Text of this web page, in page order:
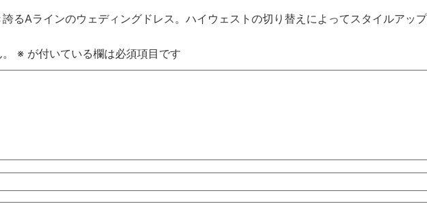
るAラインのウェディングドレス。ハイウェストの切り替えによってスタイルアップ
※ が付いている欄は必須項目です